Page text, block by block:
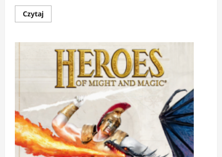
CzytajDowiedz
się
NEWS:
Paradox
przeprasza
zepsute
Crusader
3